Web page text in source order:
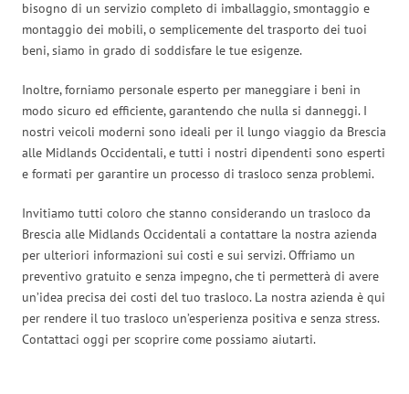
bisogno di un servizio completo di imballaggio, smontaggio e
montaggio dei mobili, o semplicemente del trasporto dei tuoi
beni, siamo in grado di soddisfare le tue esigenze.
Inoltre, forniamo personale esperto per maneggiare i beni in
modo sicuro ed efficiente, garantendo che nulla si danneggi. I
nostri veicoli moderni sono ideali per il lungo viaggio da Brescia
alle Midlands Occidentali, e tutti i nostri dipendenti sono esperti
e formati per garantire un processo di trasloco senza problemi.
Invitiamo tutti coloro che stanno considerando un trasloco da
Brescia alle Midlands Occidentali a contattare la nostra azienda
per ulteriori informazioni sui costi e sui servizi. Offriamo un
preventivo gratuito e senza impegno, che ti permetterà di avere
un’idea precisa dei costi del tuo trasloco. La nostra azienda è qui
per rendere il tuo trasloco un’esperienza positiva e senza stress.
Contattaci oggi per scoprire come possiamo aiutarti.